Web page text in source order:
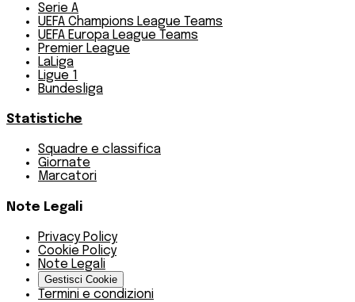
Serie A
UEFA Champions League Teams
UEFA Europa League Teams
Premier League
LaLiga
Ligue 1
Bundesliga
Statistiche
Squadre e classifica
Giornate
Marcatori
Note Legali
Privacy Policy
Cookie Policy
Note Legali
Gestisci Cookie
Termini e condizioni